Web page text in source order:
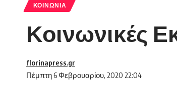
ΚΟΙΝΩΝΊΑ
Κοινωνικές
Πέμπτη 6 Φεβρουαρίου, 2020 22:04
florinapress.gr